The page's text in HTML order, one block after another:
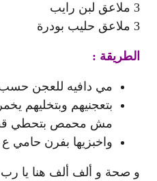
3 ملاعق لبن رايب
3 ملاعق حليب بودرة
الطريقة :
مي دافيه للعجن حسب
مش محمص بتحطي
واخبزيها بفرن حامي ع حراره عاليه
و صحة و ألف ألف هنا يا